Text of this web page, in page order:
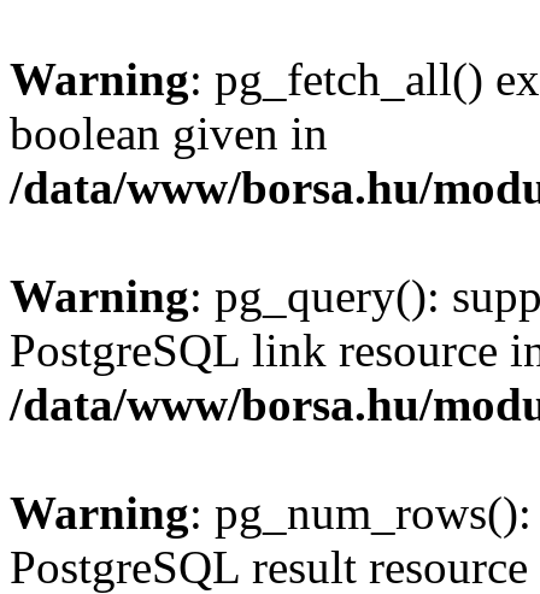
Warning: pg_fetch_all()
boolean given in
/data/www/borsa.hu/
Warning: pg_query():
PostgreSQL link resource
/data/www/borsa.hu/
Warning:
PostgreSQL result